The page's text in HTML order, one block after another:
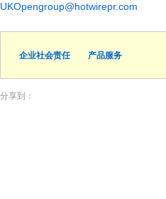
UKOpengroup@hotwirepr.com
企业社会责任 产品服务
分享到：